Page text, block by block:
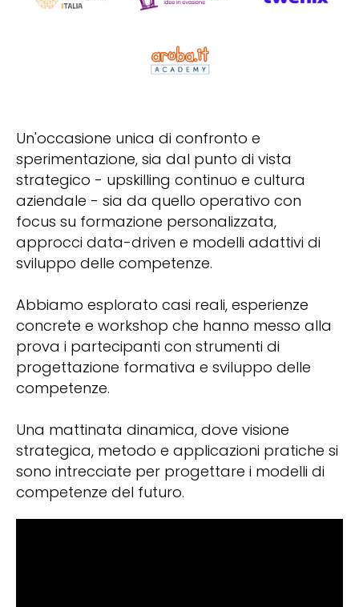
Un'occasione unica di confronto e
sperimentazione, sia dal punto di vista
strategico - upskilling continuo e cultura
aziendale - sia da quello operativo con
focus su formazione personalizzata,
approcci data-driven e modelli adattivi di
sviluppo delle competenze.
Abbiamo esplorato casi reali, esperienze
concrete e workshop che hanno messo alla
prova i partecipanti con strumenti di
progettazione formativa e sviluppo delle
competenze.
Una mattinata dinamica, dove visione
strategica, metodo e applicazioni pratiche si
sono intrecciate per progettare i modelli di
competenze del futuro.